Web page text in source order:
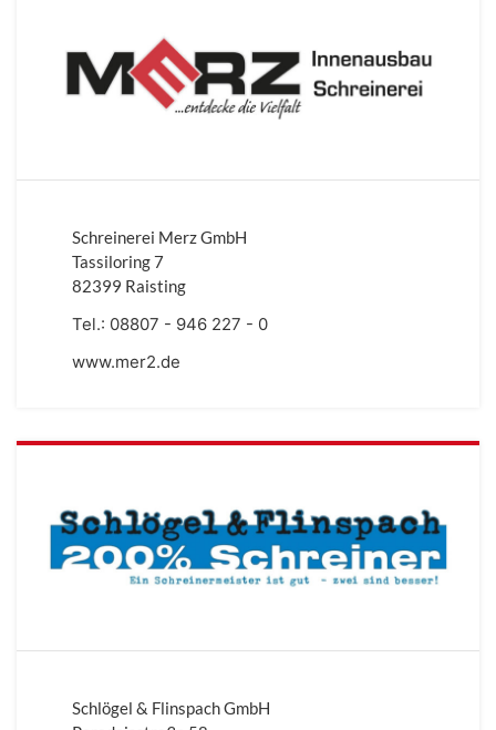
Schreinerei Merz GmbH
Tassiloring 7
82399 Raisting
Tel.: 08807 - 946 227 - 0
www.mer2.de
Schlögel & Flinspach GmbH